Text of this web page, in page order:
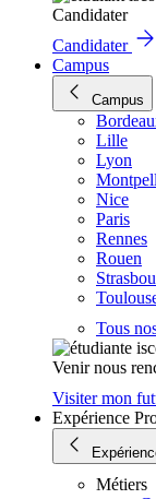
Candidater
Candidater
Campus
Campus
Lille
Lyon
Nice
Paris
Rennes
Rouen
Tous
Venir nous
Visiter mon
Expérience
Métiers